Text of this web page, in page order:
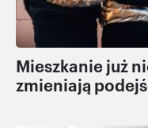
Mieszkanie już
zmieniają